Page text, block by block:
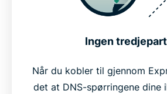
Ingen
Når du kobler til gjennom
det at DNS-spørringene dine